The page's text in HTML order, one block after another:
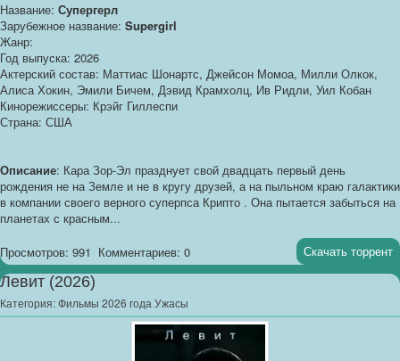
Название: Супергерл
Зарубежное название: Supergirl
Жанр:
Год выпуска: 2026
Актерский состав: Маттиас Шонартс, Джейсон Момоа, Милли Олкок,
Алиса Хокин, Эмили Бичем, Дэвид Крамхолц, Ив Ридли, Уил Кобан
Кинорежиссеры: Крэйг Гиллеспи
Страна: США
Описание: Кара Зор-Эл празднует свой двадцать первый день
рождения не на Земле и не в кругу друзей, а на пыльном краю галактики
в компании своего верного суперпса Крипто . Она пытается забыться на
планетах с красным...
Просмотров: 991 Комментариев: 0 Скачать торрент
Левит (2026)
Категория:Фильмы 2026 года Ужасы